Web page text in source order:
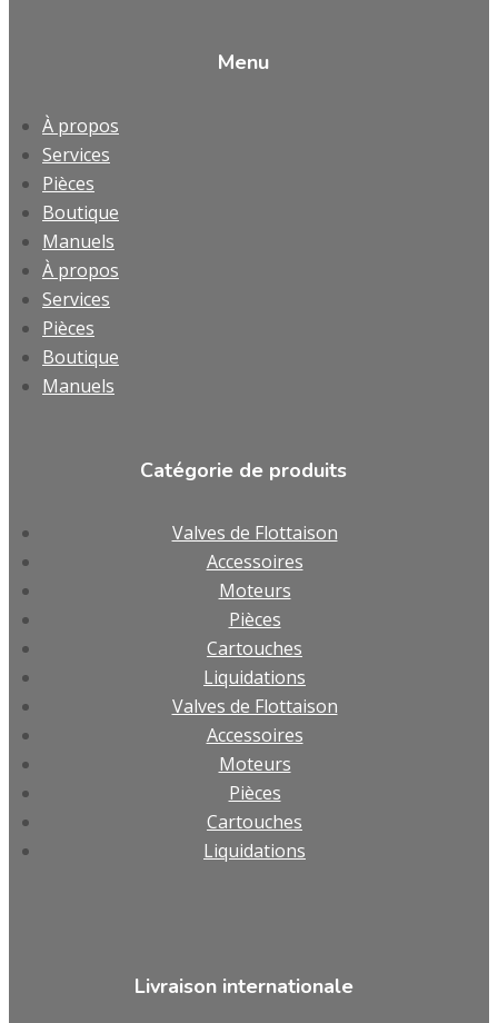
Menu
À propos
Services
Pièces
Boutique
Manuels
À propos
Services
Pièces
Boutique
Manuels
Catégorie de produits
Valves de Flottaison
Accessoires
Moteurs
Pièces
Cartouches
Liquidations
Valves de Flottaison
Accessoires
Moteurs
Pièces
Cartouches
Liquidations
Livraison internationale